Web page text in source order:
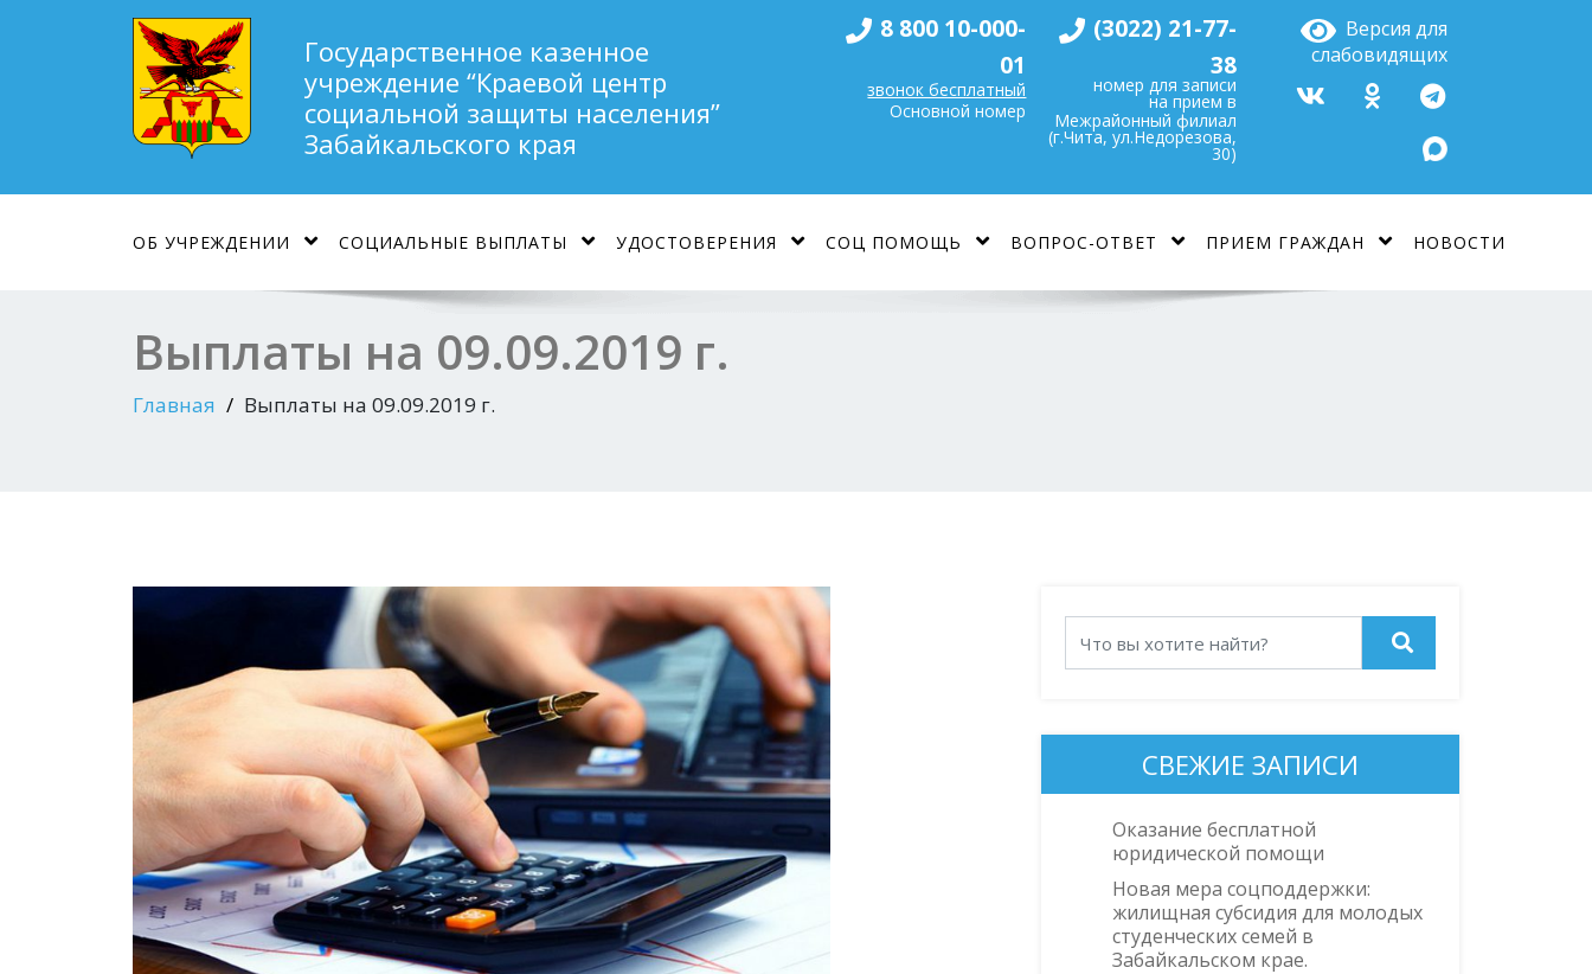
Государственное казенное
учреждение “Краевой центр
социальной защиты населения”
Забайкальского края
8 800 10-000-
01
звонок бесплатный
Основной номер
(3022) 21-77-
38
номер для записи
на прием в
Межрайонный филиал
(г.Чита, ул.Недорезова,
30)
Версия для
слабовидящих
ОБ УЧРЕЖДЕНИИ СОЦИАЛЬНЫЕ ВЫПЛАТЫ УДОСТОВЕРЕНИЯ СОЦ ПОМОЩЬ ВОПРОС-ОТВЕТ ПРИЕМ ГРАЖДАН НОВОСТИ
Выплаты на 09.09.2019 г.
Главная Выплаты на 09.09.2019 г.
СВЕЖИЕ ЗАПИСИ
Оказание бесплатной
юридической помощи
Новая мера соцподдержки:
жилищная субсидия для молодых
студенческих семей в
Забайкальском крае.